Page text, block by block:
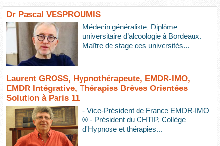
Dr Pascal VESPROUMIS
Médecin généraliste, Diplôme
universitaire d’alcoologie à Bordeaux.
Maître de stage des universités...
Laurent GROSS, Hypnothérapeute, EMDR-IMO,
EMDR Intégrative, Thérapies Brèves Orientées
Solution à Paris 11
- Vice-Président de France EMDR-IMO
® - Président du CHTIP, Collège
d'Hypnose et thérapies...